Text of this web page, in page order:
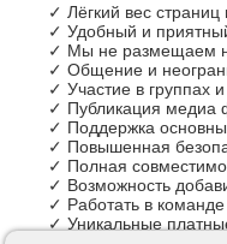
✓ Лёгкий вес страниц
✓ Удобный и
✓ Мы не размещаем
✓ Общение и
✓ Участие в группах
✓ Публикация медиа
✓ Поддержка
✓ Повышенная
✓ Полная
✓ Возможность
✓ Работать в
✓ Уникальные